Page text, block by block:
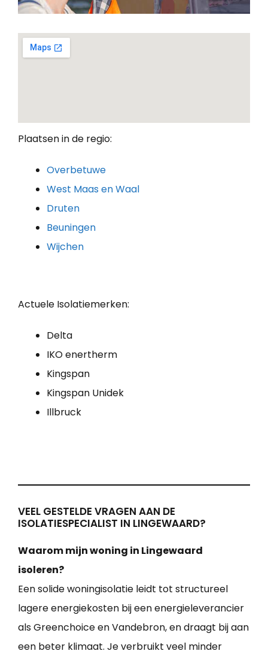
Plaatsen in de regio:
Overbetuwe
West Maas en Waal
Druten
Beuningen
Wijchen
Actuele Isolatiemerken:
Delta
IKO enertherm
Kingspan
Kingspan Unidek
Illbruck
VEEL GESTELDE VRAGEN AAN DE
ISOLATIESPECIALIST IN LINGEWAARD?
Waarom mijn woning in Lingewaard
isoleren?
Een solide woningisolatie leidt tot structureel
lagere energiekosten bij een energieleverancier
als Greenchoice en Vandebron, en draagt bij aan
een beter klimaat. Je verbruikt veel minder